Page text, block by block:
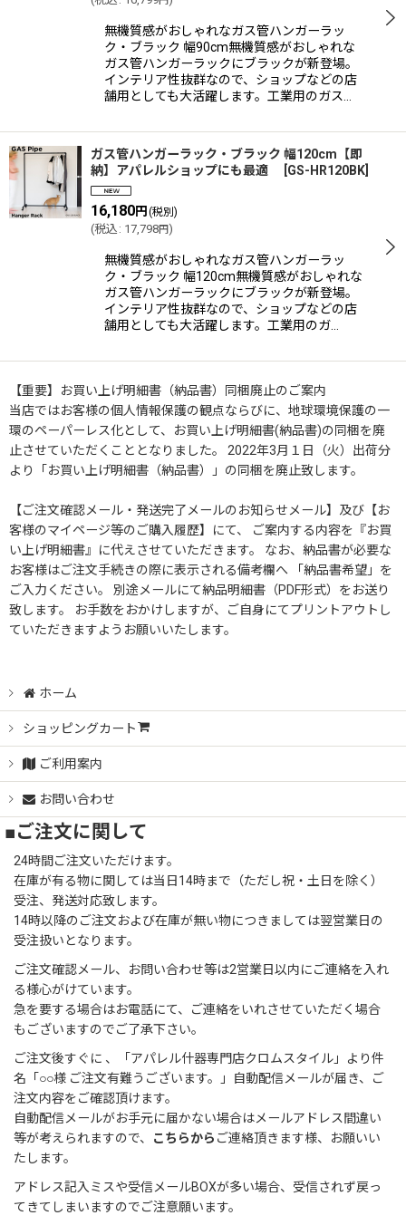
絞り込む
無機質感がおしゃれなガス管ハンガーラッ
ク・ブラック 幅90cm無機質感がおしゃれな
ガス管ハンガーラックにブラックが新登場。
インテリア性抜群なので、ショップなどの店
舗用としても大活躍します。工業用のガス…
ガス管ハンガーラック・ブラック 幅120cm【即
納】アパレルショップにも最適
GS-HR120BK
16,180円 (税別)
(税込 : 17,798円)
無機質感がおしゃれなガス管ハンガーラッ
ク・ブラック 幅120cm無機質感がおしゃれな
ガス管ハンガーラックにブラックが新登場。
インテリア性抜群なので、ショップなどの店
舗用としても大活躍します。工業用のガ…
【重要】お買い上げ明細書（納品書）同梱廃止のご案内
当店ではお客様の個人情報保護の観点ならびに、地球環境保護の一
環のペーパーレス化として、お買い上げ明細書(納品書)の同梱を廃
止させていただくこととなりました。 2022年3月１日（火）出荷分
より「お買い上げ明細書（納品書）」の同梱を廃止致します。
【ご注文確認メール・発送完了メールのお知らせメール】及び【お
客様のマイページ等のご購入履歴】にて、 ご案内する内容を『お買
い上げ明細書』に代えさせていただきます。 なお、納品書が必要な
お客様はご注文手続きの際に表示される備考欄へ 「納品書希望」を
ご入力ください。 別途メールにて納品明細書（PDF形式）をお送り
致します。 お手数をおかけしますが、ご自身にてプリントアウトし
ていただきますようお願いいたします。
ホーム
ショッピングカート
ご利用案内
お問い合わせ
■ご注文に関して
24時間ご注文いただけます。
在庫が有る物に関しては当日14時まで（ただし祝・土日を除く）
受注、発送対応致します。
14時以降のご注文および在庫が無い物につきましては翌営業日の
受注扱いとなります。
ご注文確認メール、お問い合わせ等は2営業日以内にご連絡を入れ
る様心がけています。
急を要する場合はお電話にて、ご連絡をいれさせていただく場合
もございますのでご了承下さい。
ご注文後すぐに 、「アパレル什器専門店クロムスタイル」より件
名「○○様 ご注文有難うございます。」自動配信メールが届き、ご
注文内容をご確認頂けます。
自動配信メールがお手元に届かない場合はメールアドレス間違い
等が考えられますので、
こちらから ご連絡頂きます様、お願いい
たします。
アドレス記入ミスや受信メールBOXが多い場合、受信されず戻っ
てきてしまいますのでご注意願います。